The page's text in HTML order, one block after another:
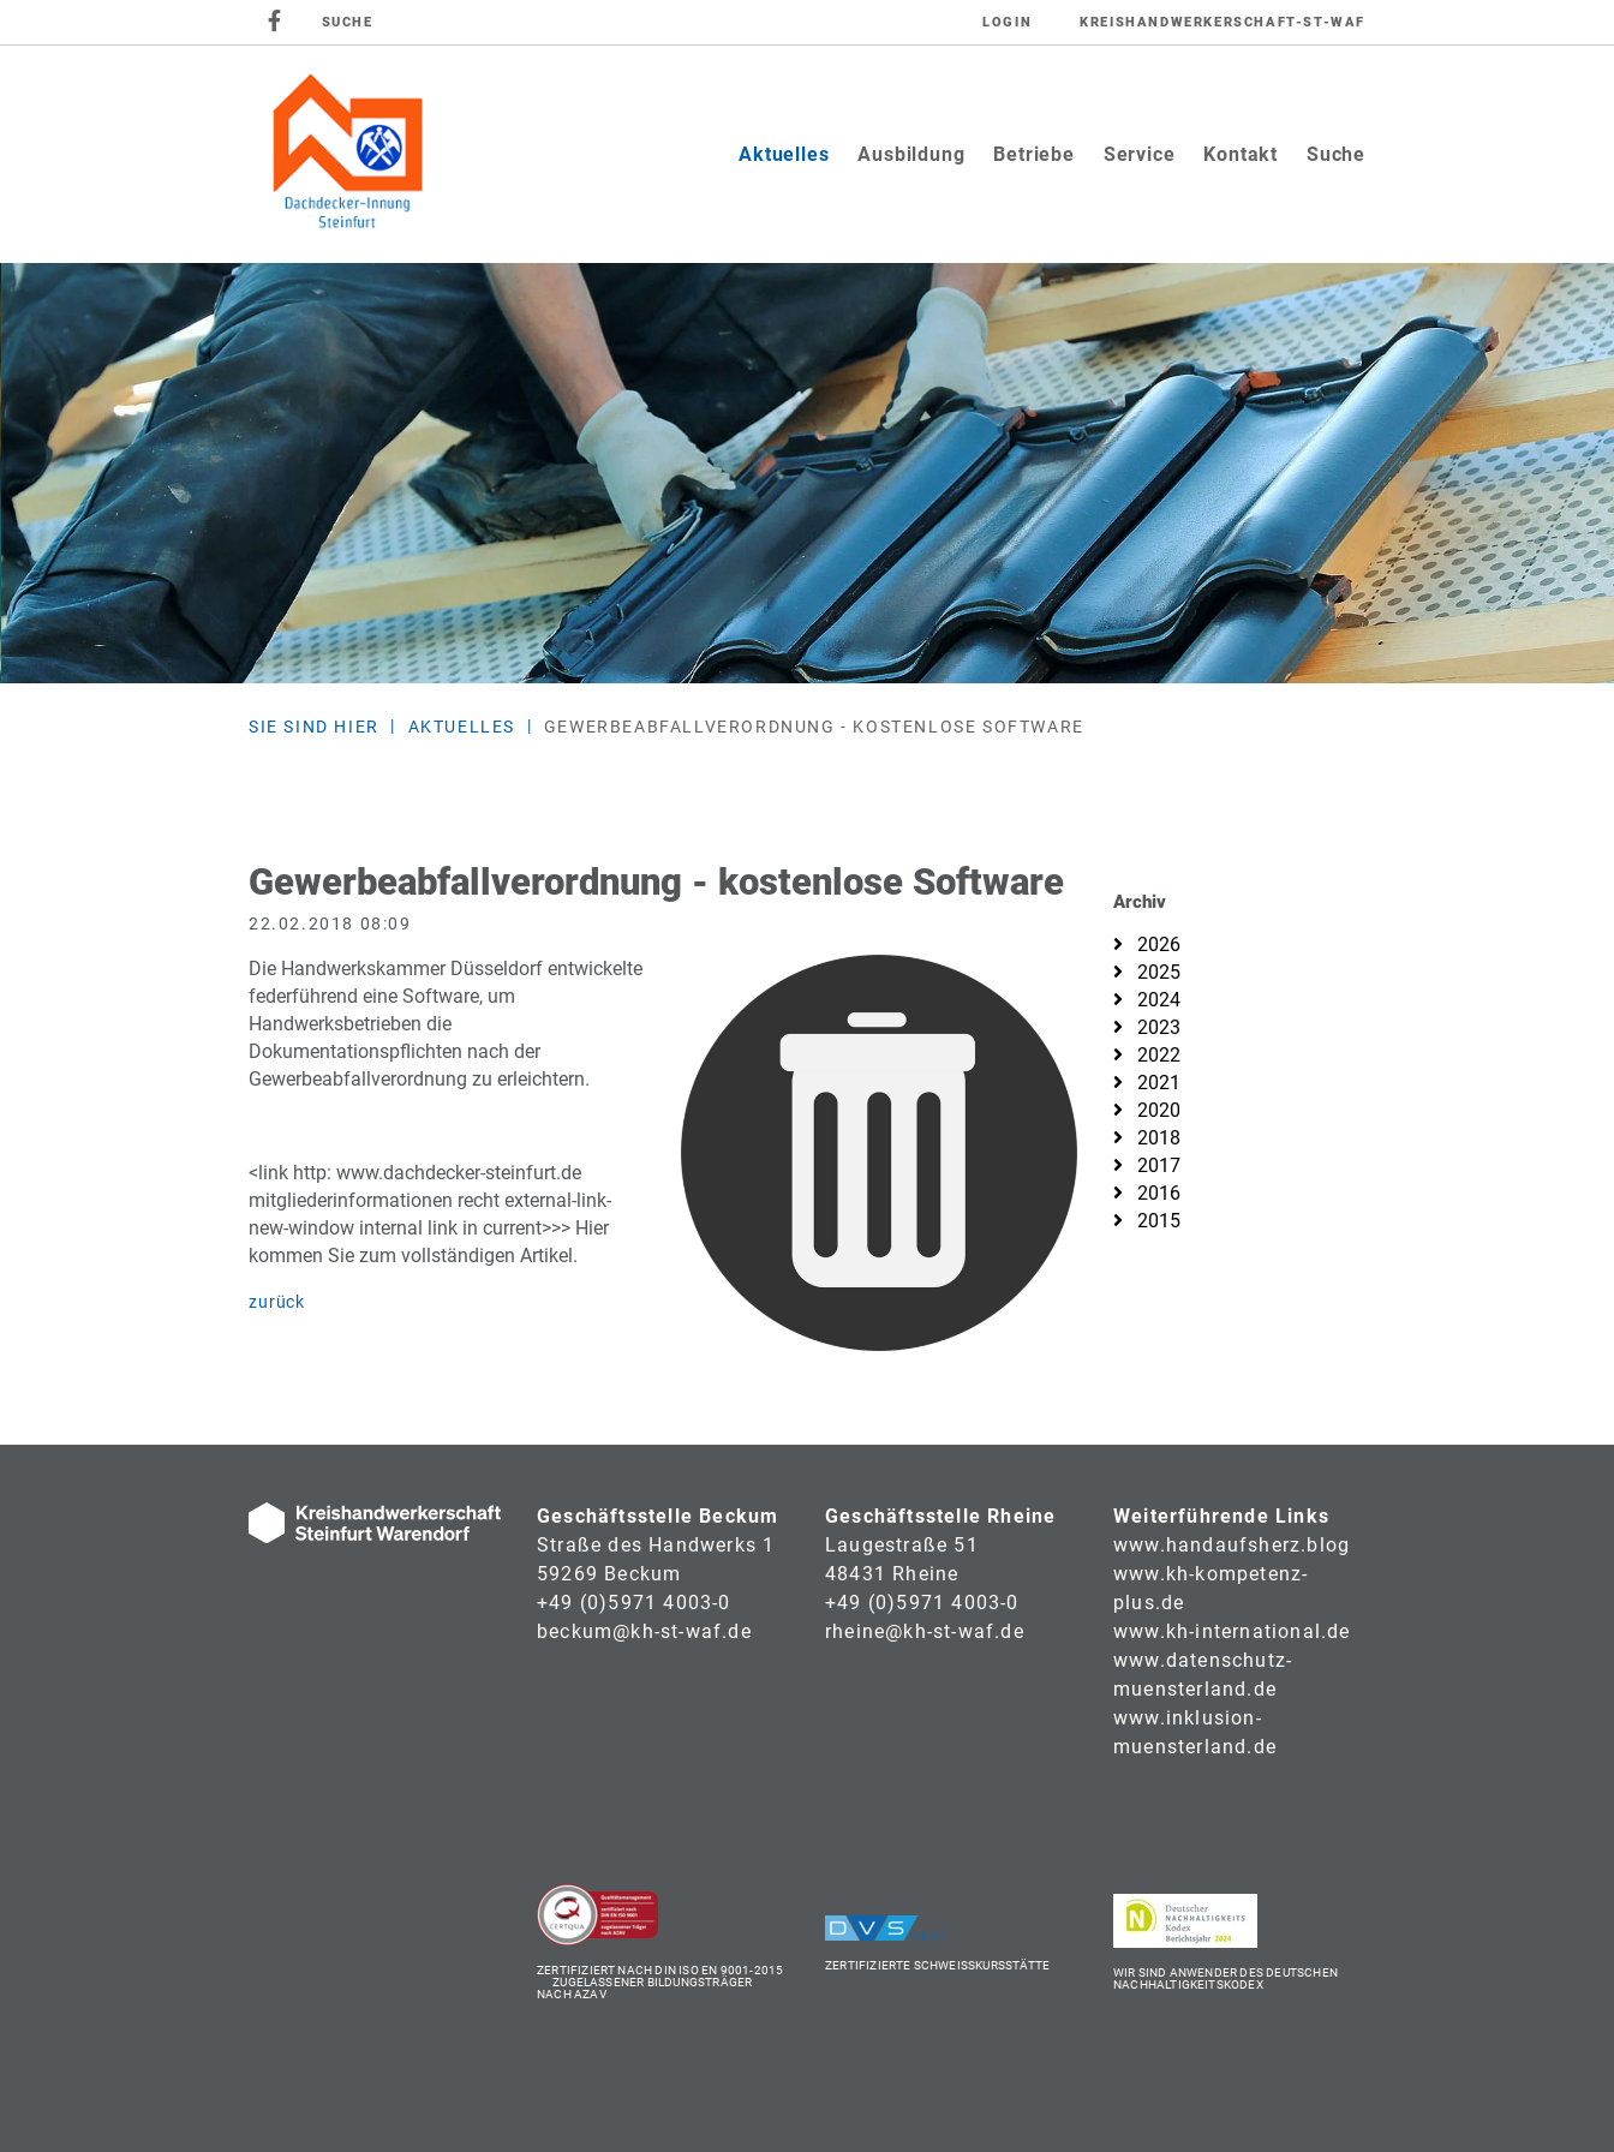
SUCHE LOGIN KREISHANDWERKERSCHAFT-ST-WAF
Aktuelles(current)
Ausbildung Betriebe Service Kontakt Suche
SIE SIND HIER AKTUELLES GEWERBEABFALLVERORDNUNG - KOSTENLOSE SOFTWARE
Gewerbeabfallverordnung - kostenlose Software
22.02.2018 08:09
Die Handwerkskammer Düsseldorf entwickelte
federführend eine Software, um
Handwerksbetrieben die
Dokumentationspflichten nach der
Gewerbeabfallverordnung zu erleichtern.
<link http: www.dachdecker-steinfurt.de
mitgliederinformationen recht external-link-
new-window internal link in current>>> Hier
kommen Sie zum vollständigen Artikel.
zurück
Archiv
2026
2025
2024
2023
2022
2021
2020
2018
2017
2016
2015
Geschäftsstelle Beckum
Straße des Handwerks 1
59269 Beckum
+49 (0)5971 4003-0
beckum@kh-st-waf.de
Geschäftsstelle Rheine
Laugestraße 51
48431 Rheine
+49 (0)5971 4003-0
rheine@kh-st-waf.de
Weiterführende Links
www.handaufsherz.blog
www.kh-kompetenz-
plus.de
www.kh-international.de
www.datenschutz-
muensterland.de
www.inklusion-
muensterland.de
ZERTIFIZIERT NACH DIN ISO EN 9001-2015
ZUGELASSENER BILDUNGSTRÄGER
NACH AZAV
ZERTIFIZIERTE SCHWEISSKURSSTÄTTE WIR SIND ANWENDER DES DEUTSCHEN
NACHHALTIGKEITSKODEX